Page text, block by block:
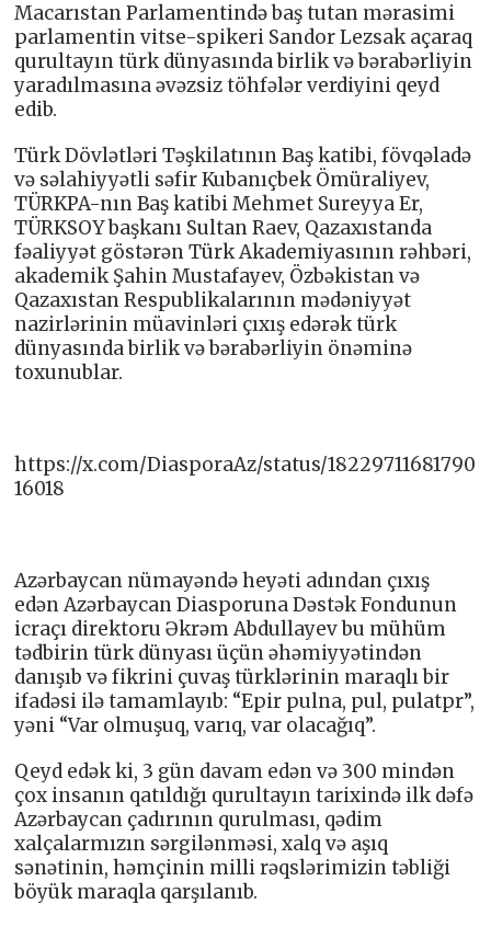
Macarıstan Parlamentində baş tutan mərasimi
parlamentin vitse-spikeri Sandor Lezsak açaraq
qurultayın türk dünyasında birlik və bərabərliyin
yaradılmasına əvəzsiz töhfələr verdiyini qeyd
edib.
Türk Dövlətləri Təşkilatının Baş katibi, fövqəladə
və səlahiyyətli səfir Kubanıçbek Ömüraliyev,
TÜRKPA-nın Baş katibi Mehmet Sureyya Er,
TÜRKSOY başkanı Sultan Raev, Qazaxıstanda
fəaliyyət göstərən Türk Akademiyasının rəhbəri,
akademik Şahin Mustafayev, Özbəkistan və
Qazaxıstan Respublikalarının mədəniyyət
nazirlərinin müavinləri çıxış edərək türk
dünyasında birlik və bərabərliyin önəminə
toxunublar.
https://x.com/DiasporaAz/status/18229711681790
16018
Azərbaycan nümayəndə heyəti adından çıxış
edən Azərbaycan Diasporuna Dəstək Fondunun
icraçı direktoru Əkrəm Abdullayev bu mühüm
tədbirin türk dünyası üçün əhəmiyyətindən
danışıb və fikrini çuvaş türklərinin maraqlı bir
ifadəsi ilə tamamlayıb: “Epir pulna, pul, pulatpr”,
yəni “Var olmuşuq, varıq, var olacağıq”.
Qeyd edək ki, 3 gün davam edən və 300 mindən
çox insanın qatıldığı qurultayın tarixində ilk dəfə
Azərbaycan çadırının qurulması, qədim
xalçalarmızın sərgilənməsi, xalq və aşıq
sənətinin, həmçinin milli rəqslərimizin təbliği
böyük maraqla qarşılanıb.